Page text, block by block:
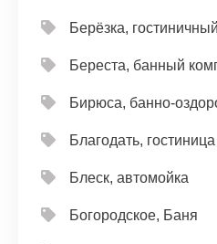
Берёзка,
Береста, банный
Бирюса, банно-
Благодать, гостиница
Блеск, автомойка
Богородское, Баня